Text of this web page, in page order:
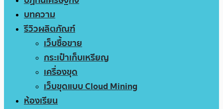
บทความ
รีวิวผลิตภัณฑ์
เว็บซื้อขาย
กระเป๋าเก็บเหรียญ
เครื่องขุด
เว็บขุดแบบ Cloud Mining
ห้องเรียน